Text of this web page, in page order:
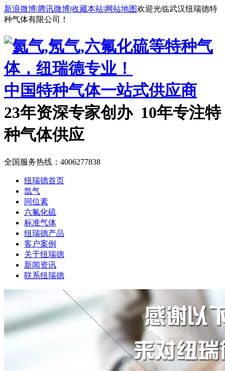
新浪微博|腾讯微博|收藏本站|网站地图欢迎光临武汉纽瑞德特
种气体有限公司！
中国特种气体一站式供应商
23年资深专家创办 10年专注特
种气体供应
全国服务热线： 4006277838
纽瑞德首页
氙气
同位素
六氟化硫
标准气体
纽瑞德产品
客户案例
关于纽瑞德
新闻资讯
联系纽瑞德